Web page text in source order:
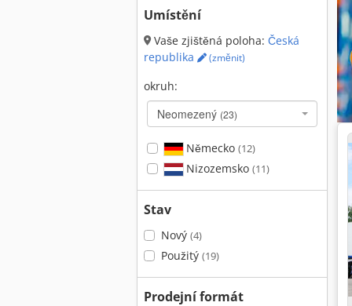
Umístění
Vaše zjištěná poloha: Česká
republika
(změnit)
okruh:
Neomezený (23)
Německo (12)
Nizozemsko (11)
Stav
Nový (4)
Použitý (19)
Prodejní formát